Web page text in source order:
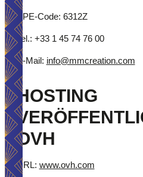
APE-Code: 6312Z
Tel.: +33 1 45 74 76 00
E-Mail: info@mmcreation.com
OVH
URL: www.ovh.com